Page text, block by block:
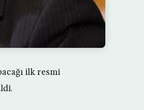
ilk resmi